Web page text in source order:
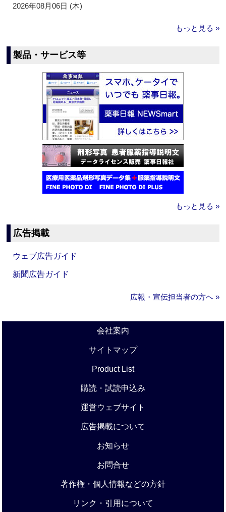
2026年08月06日 (木)
もっと見る »
製品・サービス等
もっと見る »
広告掲載
ウェブ広告ガイド
新聞広告ガイド
広報・宣伝担当者の方へ »
会社案内
サイトマップ
Product List
購読・試読申込み
運営ウェブサイト
広告掲載について
お知らせ
お問合せ
著作権・個人情報などの方針
リンク・引用について